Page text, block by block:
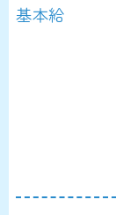
基本給